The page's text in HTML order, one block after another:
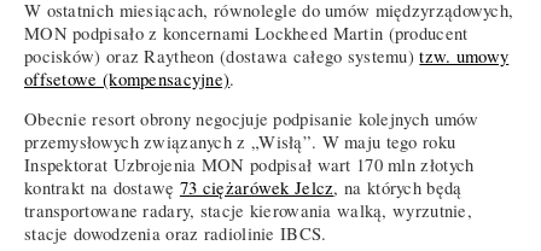
W ostatnich miesiącach, równolegle do umów międzyrządowych,
MON podpisało z koncernami Lockheed Martin (producent
pocisków) oraz Raytheon (dostawa całego systemu)tzw. umowy
offsetowe (kompensacyjne).
Obecnie resort obrony negocjuje podpisanie kolejnych umów
przemysłowych związanych z „Wisłą”. W maju tego roku
Inspektorat Uzbrojenia MON podpisał wart 170 mln złotych
kontrakt na dostawę 73 ciężarówek Jelcz, na których będą
transportowane radary, stacje kierowania walką, wyrzutnie,
stacje dowodzenia oraz radiolinie IBCS.